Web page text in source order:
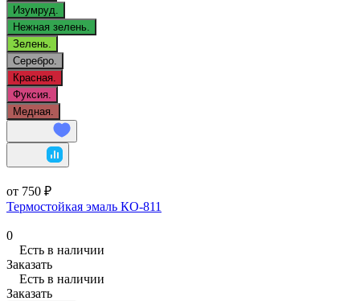
Изумруд.
Нежная зелень.
Зелень.
Серебро.
Красная.
Фуксия.
Медная.
от 750 ₽
Термостойкая эмаль КО-811
0
Есть в наличии
Заказать
Есть в наличии
Заказать